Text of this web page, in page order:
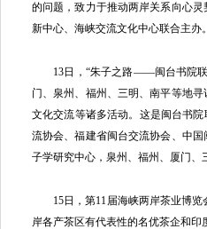
的问题，致力于推动两岸关系向心
新中心、海峡交流文化中心联合主办。
13日，“朱子之路——闽台书院联
门、泉州、福州、三明、南平等地
文化交流等诸多活动。这是闽台书
流协会、福建省闽台交流协会、中
子学研究中心，泉州、福州、厦门
15日，第11届海峡两岸茶业博览
岸各产茶区有代表性的名优茶企和